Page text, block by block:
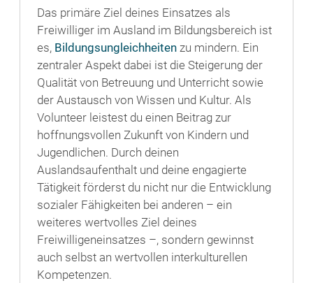
Das primäre Ziel deines Einsatzes als
Freiwilliger im Ausland im Bildungsbereich ist
es, Bildungsungleichheiten zu mindern. Ein
zentraler Aspekt dabei ist die Steigerung der
Qualität von Betreuung und Unterricht sowie
der Austausch von Wissen und Kultur. Als
Volunteer leistest du einen Beitrag zur
hoffnungsvollen Zukunft von Kindern und
Jugendlichen. Durch deinen
Auslandsaufenthalt und deine engagierte
Tätigkeit förderst du nicht nur die Entwicklung
sozialer Fähigkeiten bei anderen – ein
weiteres wertvolles Ziel deines
Freiwilligeneinsatzes –, sondern gewinnst
auch selbst an wertvollen interkulturellen
Kompetenzen.